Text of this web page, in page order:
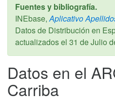
Fuentes y bibliografía.
INEbase, Aplicativo
Datos de Distribución en
actualizados el 31 de Julio
Datos en el
Carriba